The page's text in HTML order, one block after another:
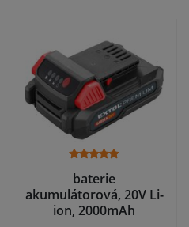
baterie
akumulátorová, 20V Li-
ion, 2000mAh